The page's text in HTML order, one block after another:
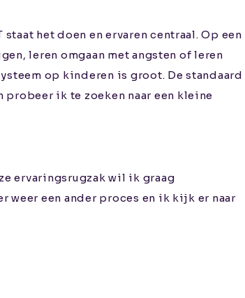
het doen en ervaren centraal. Op een
leren omgaan met angsten of leren
op kinderen is groot. De standaard
probeer ik te zoeken naar een kleine
ervaringsrugzak wil ik graag
weer een ander proces en ik kijk er naar